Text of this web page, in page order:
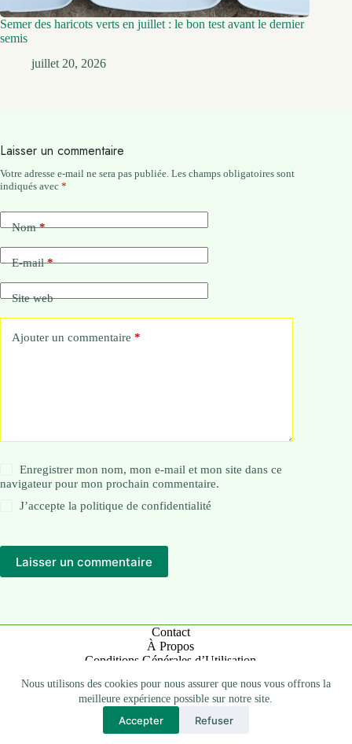
Nous utilisons des cookies pour nous assurer que nous vous offrons la
meilleure expérience possible sur notre site.
Accepter Refuser
Semer des haricots verts en juillet : le bon test avant le dernier
semis
juillet 20, 2026
Laisser un commentaire
Votre adresse e-mail ne sera pas publiée. Les champs obligatoires sont
indiqués avec *
Nom*
E-mail*
Site web
Ajouter un commentaire *
Enregistrer mon nom, mon e-mail et mon site dans ce
navigateur pour mon prochain commentaire.
J’accepte lapolitique de confidentialité
Laisser un commentaire
Contact
À Propos
Conditions Générales d’Utilisation
Politique de Confidentialité